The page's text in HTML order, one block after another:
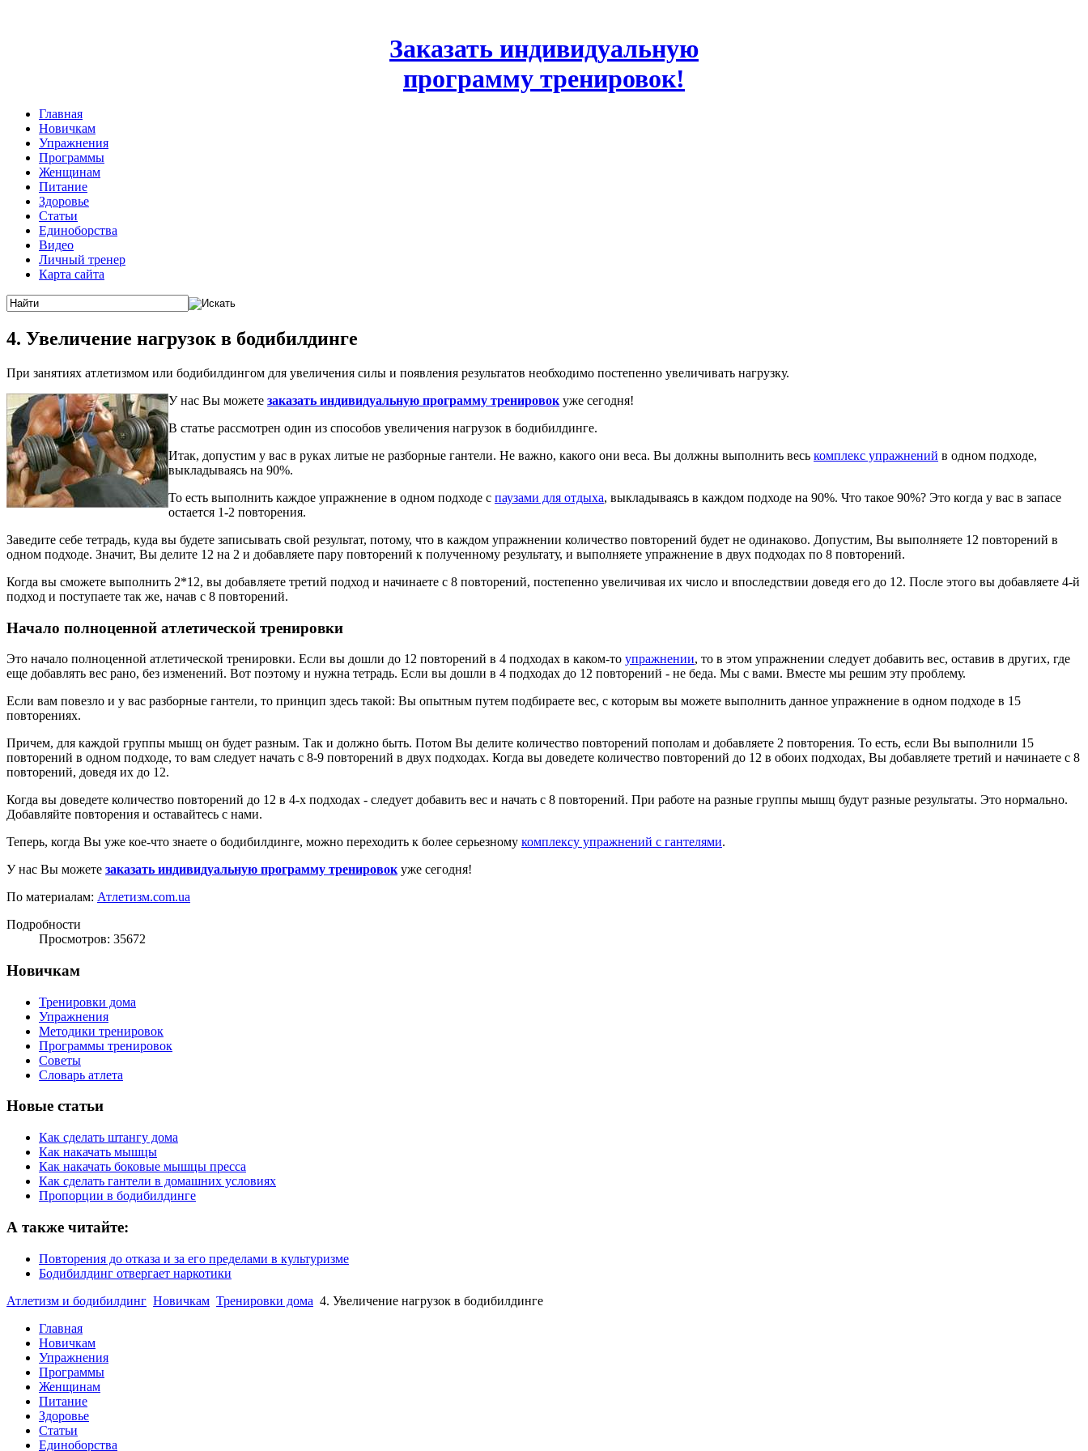
Заказать индивидуальную
программу тренировок!
Главная
Новичкам
Упражнения
Программы
Женщинам
Питание
Здоровье
Статьи
Единоборства
Видео
Личный тренер
Карта сайта
4. Увеличение нагрузок в бодибилдинге
При занятиях атлетизмом или бодибилдингом для увеличения силы и появления результатов необходимо постепенно увеличивать нагрузку.
У нас Вы можете заказать индивидуальную программу тренировок уже сегодня!
В статье рассмотрен один из способов увеличения нагрузок в бодибилдинге.
Итак, допустим у вас в руках литые не разборные гантели. Не важно, какого они веса. Вы должны выполнить весь комплекс упражнений в одном подходе,
выкладываясь на 90%.
То есть выполнить каждое упражнение в одном подходе с паузами для отдыха, выкладываясь в каждом подходе на 90%. Что такое 90%? Это когда у вас в запасе
остается 1-2 повторения.
Заведите себе тетрадь, куда вы будете записывать свой результат, потому, что в каждом упражнении количество повторений будет не одинаково. Допустим, Вы выполняете 12 повторений в
одном подходе. Значит, Вы делите 12 на 2 и добавляете пару повторений к полученному результату, и выполняете упражнение в двух подходах по 8 повторений.
Когда вы сможете выполнить 2*12, вы добавляете третий подход и начинаете с 8 повторений, постепенно увеличивая их число и впоследствии доведя его до 12. После этого вы добавляете 4-й
подход и поступаете так же, начав с 8 повторений.
Начало полноценной атлетической тренировки
Это начало полноценной атлетической тренировки. Если вы дошли до 12 повторений в 4 подходах в каком-то упражнении, то в этом упражнении следует добавить вес, оставив в других, где
еще добавлять вес рано, без изменений. Вот поэтому и нужна тетрадь. Если вы дошли в 4 подходах до 12 повторений - не беда. Мы с вами. Вместе мы решим эту проблему.
Если вам повезло и у вас разборные гантели, то принцип здесь такой: Вы опытным путем подбираете вес, с которым вы можете выполнить данное упражнение в одном подходе в 15
повторениях.
Причем, для каждой группы мышц он будет разным. Так и должно быть. Потом Вы делите количество повторений пополам и добавляете 2 повторения. То есть, если Вы выполнили 15
повторений в одном подходе, то вам следует начать с 8-9 повторений в двух подходах. Когда вы доведете количество повторений до 12 в обоих подходах, Вы добавляете третий и начинаете с 8
повторений, доведя их до 12.
Когда вы доведете количество повторений до 12 в 4-х подходах - следует добавить вес и начать с 8 повторений. При работе на разные группы мышц будут разные результаты. Это нормально.
Добавляйте повторения и оставайтесь с нами.
Теперь, когда Вы уже кое-что знаете о бодибилдинге, можно переходить к более серьезному комплексу упражнений с гантелями.
У нас Вы можете заказать индивидуальную программу тренировок уже сегодня!
По материалам: Атлетизм.com.ua
Подробности
Просмотров: 35672
Новичкам
Тренировки дома
Упражнения
Методики тренировок
Программы тренировок
Советы
Словарь атлета
Новые статьи
Как сделать штангу дома
Как накачать мышцы
Как накачать боковые мышцы пресса
Как сделать гантели в домашних условиях
Пропорции в бодибилдинге
А также читайте:
Повторения до отказа и за его пределами в культуризме
Бодибилдинг отвергает наркотики
Атлетизм и бодибилдинг Новичкам Тренировки дома 4. Увеличение нагрузок в бодибилдинге
Главная
Новичкам
Упражнения
Программы
Женщинам
Питание
Здоровье
Статьи
Единоборства